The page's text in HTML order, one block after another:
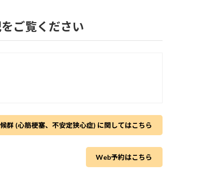
ご覧ください
群 (心筋梗塞、不安定狭心症) に関してはこちら
Web予約はこちら